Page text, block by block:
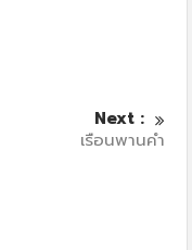
Next :
เรือนพานคำ